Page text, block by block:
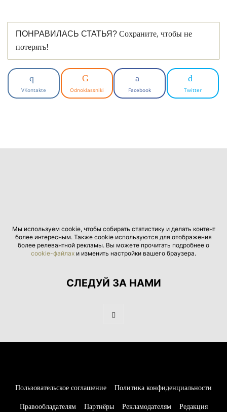
ПОНРАВИЛАСЬ СТАТЬЯ? Сохраните, чтобы не
потерять!
VKontakte Odnoklassniki Facebook Twitter
Мы используем cookie, чтобы собирать статистику и делать контент
более интересным. Также cookie используются для отображения
более релевантной рекламы. Вы можете прочитать подробнее о
cookie-файлах и изменить настройки вашего браузера.
СЛЕДУЙ ЗА НАМИ
Пользовательское соглашение Политика конфиденциальности
Правообладателям Партнёры Рекламодателям Редакция